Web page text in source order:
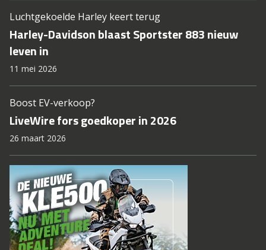
Luchtgekoelde Harley keert terug
Harley-Davidson blaast Sportster 883 nieuw
leven in
11 mei 2026
Boost EV-verkoop?
LiveWire fors goedkoper in 2026
26 maart 2026